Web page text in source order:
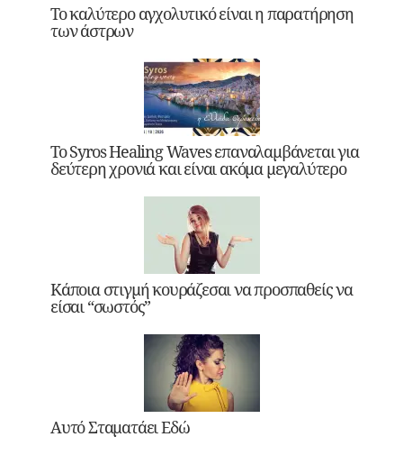
Το καλύτερο αγχολυτικό είναι η παρατήρηση
των άστρων
Το Syros Healing Waves επαναλαμβάνεται για
δεύτερη χρονιά και είναι ακόμα μεγαλύτερο
Κάποια στιγμή κουράζεσαι να προσπαθείς να
είσαι “σωστός”
Αυτό Σταματάει Εδώ